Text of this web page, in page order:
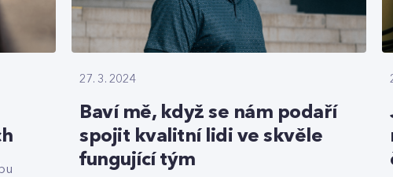
27. 3. 2024
Baví mě, když se nám podaří
spojit kvalitní lidi ve skvěle
fungující tým